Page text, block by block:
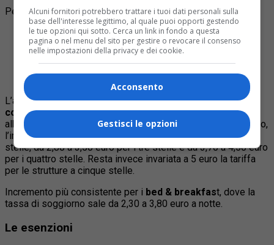
Per approfondire:
Articolo: Quali sono le 10 piazze più belle di Torino
Articolo: Quali sono i 10 piatti tipici più buoni del
Piemonte
Curiosità: Quali sono i 10 dolci tipici più buoni del
Piemonte
L’aggiornamento delle tariffe prevede unaumento
compreso tra 70 e 80 centesimi a notteper le strutture
alberghiere e le residenze turistico-alberghiere. Nel dettaglio,
l’imposta passa da 2,30 a 3 euro per gli hotel a una e due
stelle, da 2,80 a 3,50 euro per i tre stelle e da 3,70 a 4,50 euro
per i quattro stelle. Resta invece invariata a 5 euro la tariffa
per le strutture a cinque stelle.
Incremento più consistente per i bed & breakfast, dove la
tassa di soggiorno sale da 2,30 a 3,80 euro a notte.
Le esenzioni
Alcuni fornitori potrebbero trattare i tuoi dati personali sulla
base dell'interesse legittimo, al quale puoi opporti gestendo
le tue opzioni qui sotto. Cerca un link in fondo a questa
pagina o nel menu del sito per gestire o revocare il consenso
nelle impostazioni della privacy e dei cookie.
Acconsento
Gestisci le opzioni